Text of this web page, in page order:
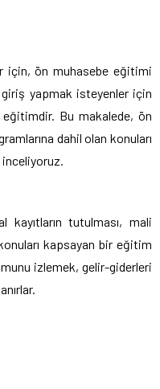
için, ön muhasebe eğitimi
giriş yapmak isteyenler için
Bu makalede, ön
dahil olan konuları
inceliyoruz.
tutulması, mali
kapsayan bir eğitim
izlemek, gelir-giderleri